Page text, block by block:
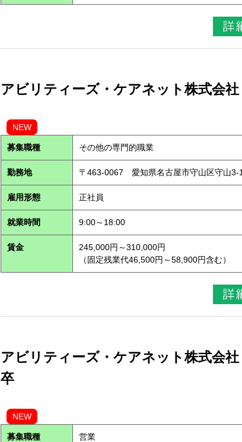
アビリティーズ・ケアネット株式会
NEW
募集職種 その他の専門的職業
勤務地 〒463-0067 愛知県名古屋市守山区守山3-
雇用形態 正社員
就業時間 9:00～18:00
賃金
245,000円～310,000円
（固定残業代46,500円～58,900円含む）
アビリティーズ・ケアネット株式会
卒
NEW
募集職種 営業